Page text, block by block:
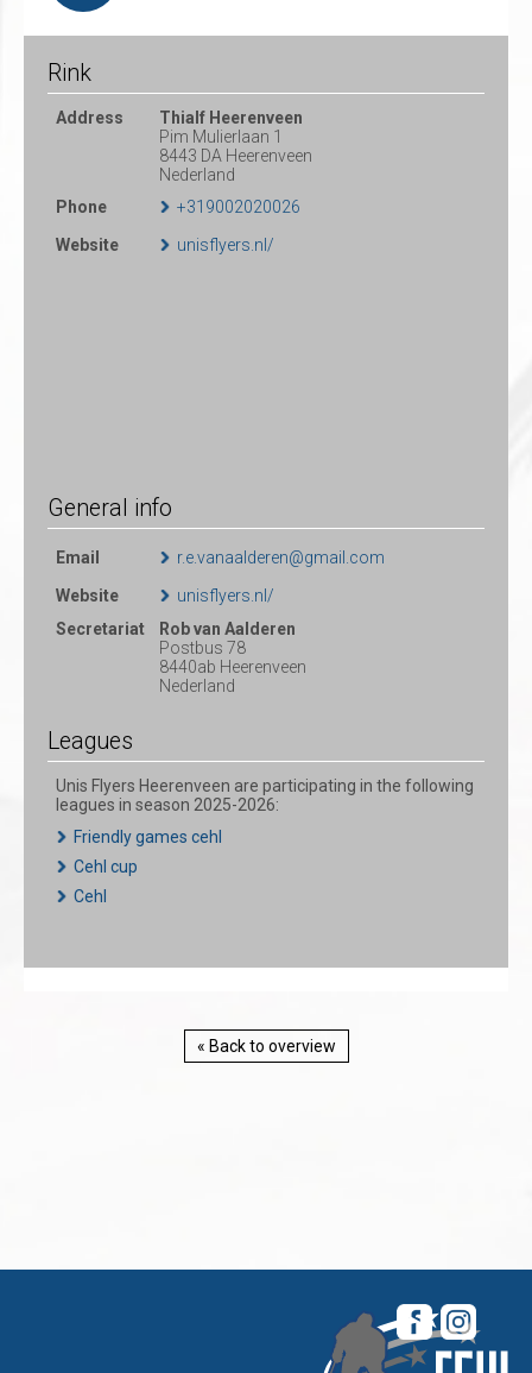
Rink
Address
Thialf Heerenveen
Pim Mulierlaan 1
8443 DA Heerenveen
Nederland
Phone
+319002020026
Website
unisflyers.nl/
General info
Email
r.e.vanaalderen@gmail.com
Website
unisflyers.nl/
Secretariat
Rob van Aalderen
Postbus 78
8440ab Heerenveen
Nederland
Leagues
Unis Flyers Heerenveen are participating in the following
leagues in season 2025-2026:
Friendly games cehl
Cehl cup
Cehl
« Back to overview